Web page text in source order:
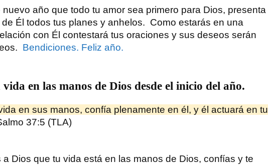
nuevo año que todo tu amor sea primero para Dios, presenta
Él todos tus planes y anhelos.  Como estarás en una
con Él contestará tus oraciones y sus deseos serán
Bendiciones. Feliz año.
en las manos de Dios desde el inicio del año.
en sus manos, confía plenamente en él, y él actuará en tu
37:5 (TLA)
a Dios que tu vida está en las manos de Dios, confías y te